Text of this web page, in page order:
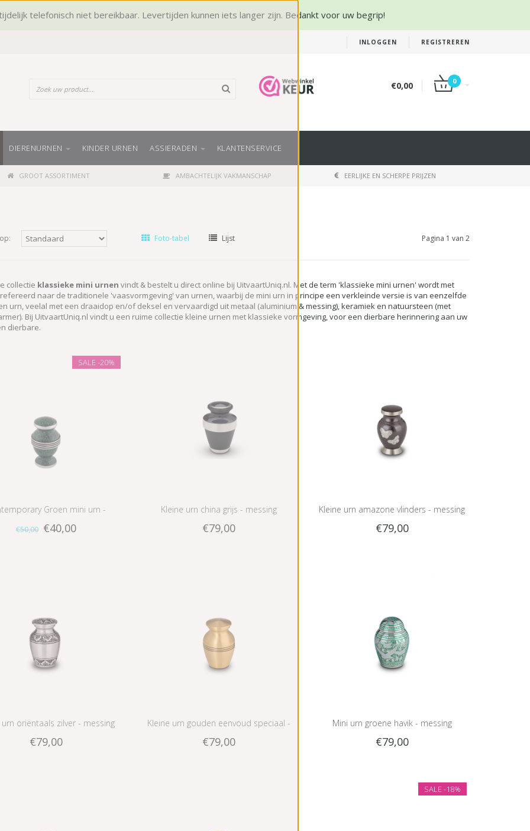
telefonisch niet bereikbaar. Levertijden kunnen iets langer zijn. Bedankt voor uw begrip!
INLOGGEN REGISTREREN
€0,00 0
DIERENURNEN KINDER URNEN ASSIERADEN KLANTENSERVICE
GROOT ASSORTIMENT AMBACHTELIJK VAKMANSCHAP EERLIJKE EN SCHERPE PRIJZEN
Foto-tabel Lijst Pagina 1 van 2
collectie klassieke mini urnen vindt & bestelt u direct online bij UitvaartUniq.nl. Met de term 'klassieke mini urnen' wordt met
naar de traditionele 'vaasvormgeving' van urnen, waarbij de mini urn in principe een verkleinde versie is van eenzelfde
urn, veelal met een draaidop en/of deksel en vervaardigd uit metaal (aluminium & messing), keramiek en natuursteen (met
Bij UitvaartUniq.nl vindt u een ruime collectie kleine urnen met klassieke vormgeving, voor een dierbare herinnering aan uw
dierbare.
SALE -20%
Groen mini urn -
aluminium
€50,00 €40,00
Kleine urn china grijs - messing
€79,00
Kleine urn amazone vlinders - messing
€79,00
urn oriëntaals zilver - messing
€79,00
Kleine urn gouden eenvoud speciaal -
messing
€79,00
Mini urn groene havik - messing
€79,00
SALE-18%